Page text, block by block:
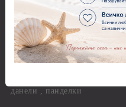
Кръщене - Предмети за
декорация - Кутии, Папки,
Бутилки, Книги
Кръщене - Елементи за
декорация
данели , панделки